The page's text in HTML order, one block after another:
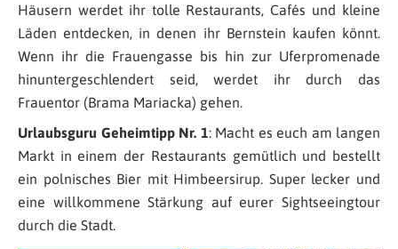
Häusern werdet ihr tolle Restaurants, Cafés und kleine
Läden entdecken, in denen ihr Bernstein kaufen könnt.
Wenn ihr die Frauengasse bis hin zur Uferpromenade
hinuntergeschlendert seid, werdet ihr durch das
Frauentor (Brama Mariacka) gehen.
Urlaubsguru Geheimtipp Nr. 1: Macht es euch am langen
Markt in einem der Restaurants gemütlich und bestellt
ein polnisches Bier mit Himbeersirup. Super lecker und
eine willkommene Stärkung auf eurer Sightseeingtour
durch die Stadt.